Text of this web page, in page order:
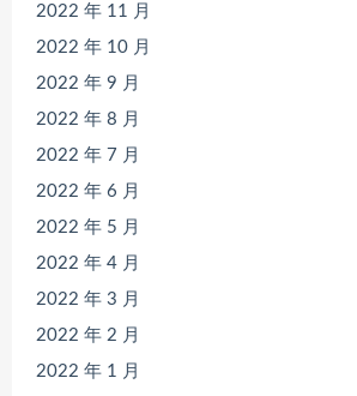
2022 年 11 月
2022 年 10 月
2022 年 9 月
2022 年 8 月
2022 年 7 月
2022 年 6 月
2022 年 5 月
2022 年 4 月
2022 年 3 月
2022 年 2 月
2022 年 1 月